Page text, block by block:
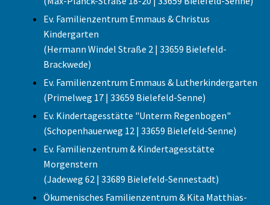
Ev. Familienzentrum Emmaus & Christus
Kindergarten
(Hermann Windel Straße 2 | 33659 Bielefeld-
Brackwede)
Ev. Familienzentrum Emmaus & Lutherkindergarten
(Primelweg 17 | 33659 Bielefeld-Senne)
Ev. Kindertagesstätte "Unterm Regenbogen"
(Schopenhauerweg 12 | 33659 Bielefeld-Senne)
Ev. Familienzentrum & Kindertagesstätte
Morgenstern
(Jadeweg 62 | 33689 Bielefeld-Sennestadt)
Ökumenisches Familienzentrum & Kita Matthias-